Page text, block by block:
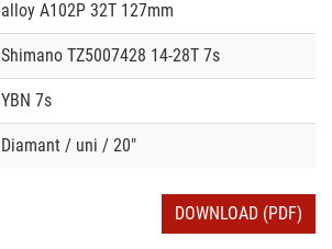
alloy A102P 32T 127mm
Shimano TZ5007428 14-28T 7s
YBN 7s
Diamant / uni / 20"
DOWNLOAD (PDF)